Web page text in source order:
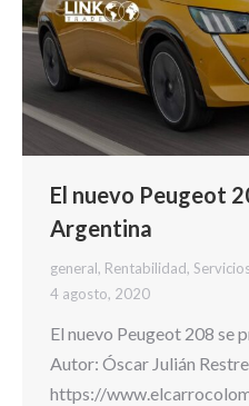
El nuevo Peugeot
Argentina
general, Rentabilidad,
4 agosto, 2020
El nuevo Peugeot 208 se
Autor: Óscar Julián
https://